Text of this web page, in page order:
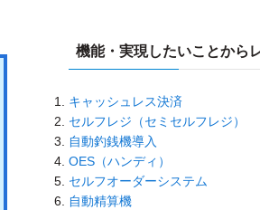
機能・実現したいことから
キャッシュレス決済
セルフレジ（セミセルフレジ）
自動釣銭機導入
OES（ハンディ）
セルフオーダーシステム
自動精算機